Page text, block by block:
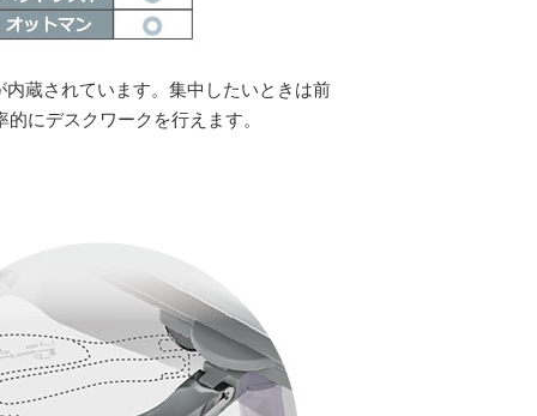
蔵されています。集中したいときは前
にデスクワークを行えます。